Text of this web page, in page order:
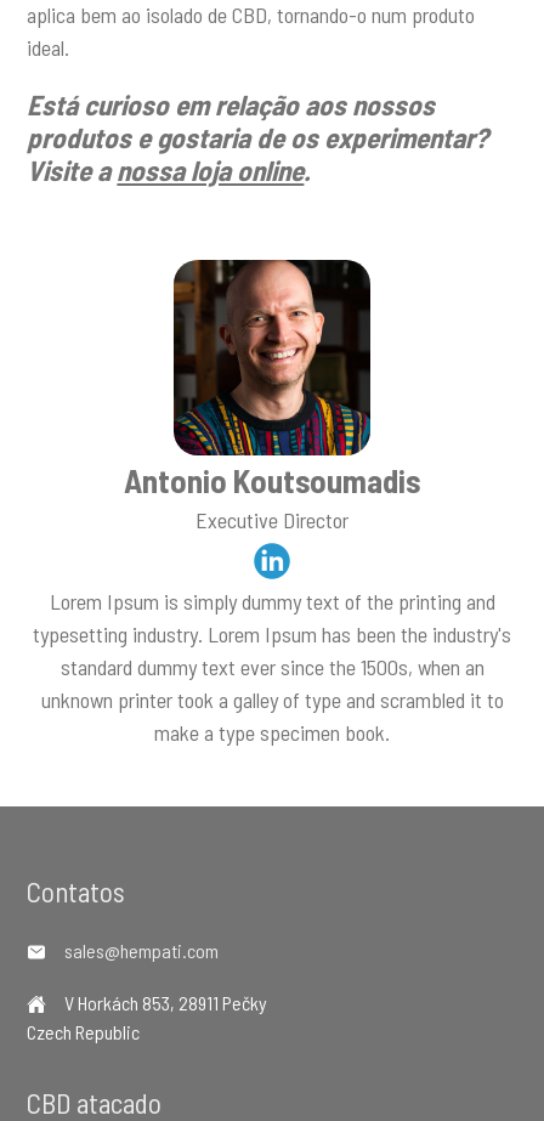
aplica bem ao isolado de CBD, tornando-o num produto
ideal.
Está curioso em relação aos nossos
produtos e gostaria de os experimentar?
Visite anossa loja online.
Antonio Koutsoumadis
Executive Director
Lorem Ipsum is simply dummy text of the printing and
typesetting industry. Lorem Ipsum has been the industry's
standard dummy text ever since the 1500s, when an
unknown printer took a galley of type and scrambled it to
make a type specimen book.
Footer
Contatos
sales@hempati.com
V Horkách 853, 28911 Pečky
Czech Republic
CBD atacado